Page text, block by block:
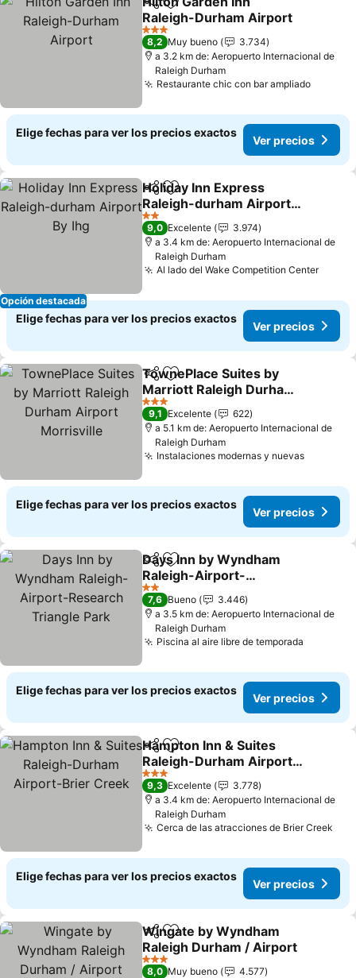
CompartirAgregar a favoritos
Raleigh-Durham Airport
Ver precios
3 Estrellas
8,2 Muy bueno
3.734
a 3.2 km de: Aeropuerto Internacional de
Raleigh Durham
Restaurante chic con bar ampliadoVer
Elige fechas para ver los precios exactos
Ver precios
Opción destacada
CompartirAgregar a favoritos
Holiday Inn Express
Raleigh-durham Airport
By Ihg
Ver precios
2 Estrellas
9,0 Excelente
3.974
a 3.4 km de: Aeropuerto Internacional de
Raleigh Durham
Al lado del Wake Competition CenterVer
Elige fechas para ver los precios exactos
Ver precios
Compartir
Agregar a favoritos
TownePlace Suites by
Marriott Raleigh Durham
Airport Morrisville
Ver precios
3 Estrellas
9,1 Excelente
622
a 5.1 km de: Aeropuerto Internacional de
Raleigh Durham
Instalaciones modernas y nuevasVer
Elige fechas para ver los precios exactos
Ver precios
CompartirAgregar a favoritos
Days Inn by Wyndham
Raleigh-Airport-
Research Triangle Park
Ver precios
2 Estrellas
7,6 Bueno
3.446
a 3.5 km de: Aeropuerto Internacional de
Raleigh Durham
Piscina al aire libre de temporada
Elige fechas para ver los precios exactos
Ver precios
CompartirAgregar a favoritos
Hampton Inn & Suites
Raleigh-Durham Airport-
Brier Creek
Ver precios
3 Estrellas
9,3 Excelente
3.778
a 3.4 km de: Aeropuerto Internacional de
Raleigh Durham
Cerca de las atracciones de Brier Creek
Elige fechas para ver los precios exactos
Ver precios
CompartirAgregar a favoritos
Wingate by Wyndham
Raleigh Durham / Airport
Ver precios
3 Estrellas
8,0 Muy bueno
4.577